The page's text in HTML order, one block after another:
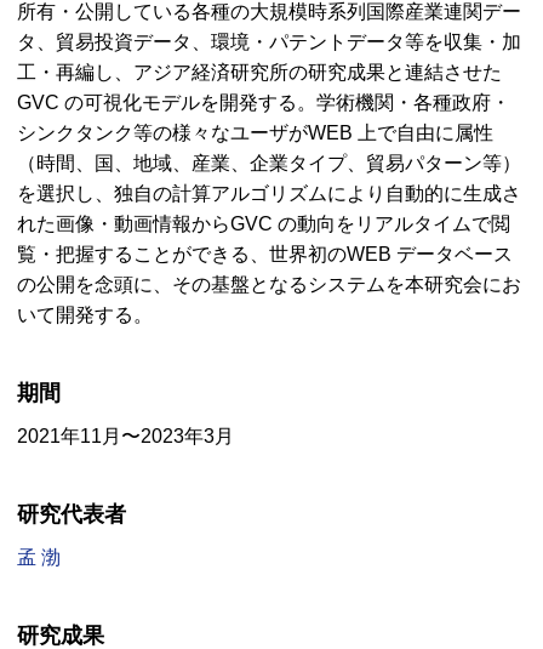
所有・公開している各種の大規模時系列国際産業連関デー
タ、貿易投資データ、環境・パテントデータ等を収集・加
工・再編し、アジア経済研究所の研究成果と連結させた
GVC の可視化モデルを開発する。学術機関・各種政府・
シンクタンク等の様々なユーザがWEB 上で自由に属性
（時間、国、地域、産業、企業タイプ、貿易パターン等）
を選択し、独自の計算アルゴリズムにより自動的に生成さ
れた画像・動画情報からGVC の動向をリアルタイムで閲
覧・把握することができる、世界初のWEB データベース
の公開を念頭に、その基盤となるシステムを本研究会にお
いて開発する。
期間
2021年11⽉〜2023年3⽉
研究代表者
孟 渤
研究成果